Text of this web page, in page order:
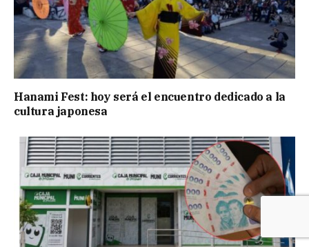
Hanami Fest: hoy será el encuentro dedicado a la
cultura japonesa